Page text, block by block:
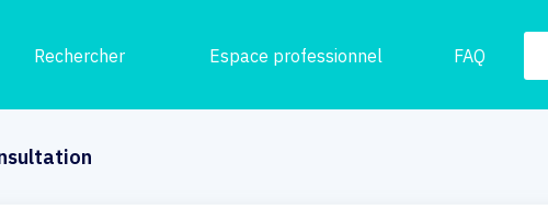
Rechercher Espace professionnel FAQ